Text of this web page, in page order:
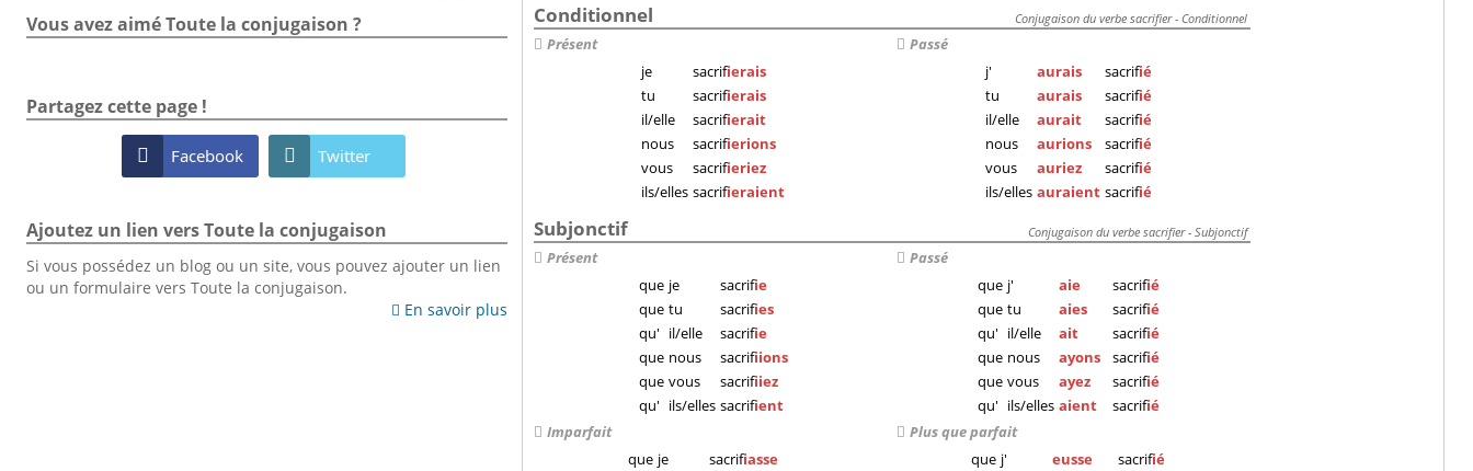
Conjugaison du verbe sacrifier - Conditionnel
Conditionnel
Présent
je
sacrifierais
tu
sacrifierais
il/elle
sacrifierait
nous
sacrifierions
vous
sacrifieriez
ils/elles sacrifieraient
Passé
j'
aurais sacrifié
tu
aurais sacrifié
il/elle
aurait sacrifié
nous
aurions sacrifié
vous
auriez sacrifié
ils/elles auraient sacrifié
Conjugaison du verbe sacrifier - Subjonctif
Subjonctif
Présent
que je sacrifie
que tu sacrifies
qu' il/elle sacrifie
que nous sacrifiions
que vous sacrifiiez
qu' ils/elles sacrifient
Passé
que j' aie sacrifié
que tu aies sacrifié
qu' il/elle ait sacrifié
que nous ayons sacrifié
que vous ayez sacrifié
qu' ils/elles aient sacrifié
Imparfait
que je sacrifiasse
Plus que parfait
que j' eusse sacrifié
Vous avez aimé Toute la conjugaison ?
Partagez cette page !
 Facebook  Twitter
Ajoutez un lien vers Toute la conjugaison
Si vous possédez un blog ou un site, vous pouvez ajouter un lien
ou un formulaire vers Toute la conjugaison.
 En savoir plus